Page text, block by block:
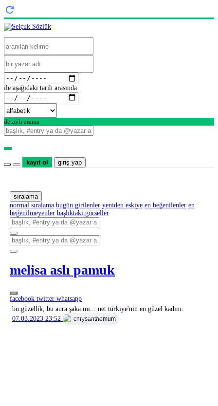
ile aşağıdaki tarih arasında
detaylı arama
kayıt ol giriş yap
sıralama
normal sıralama bugün girilenler yeniden eskiye en beğenilenler en
beğenilmeyenler başlıktaki görseller
melisa aslı pamuk
facebook twitter whatsapp
bu güzellik, bu aura şaka mı... net türkiye'nin en güzel kadını.
07.03.2023 23:52
chrysanthemum